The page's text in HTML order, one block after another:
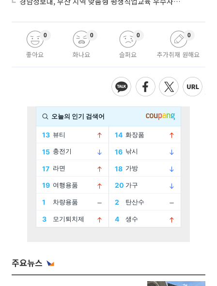
좋아요
0
화나요
0
슬퍼요
0
추가취재 원해요
0
주요뉴스